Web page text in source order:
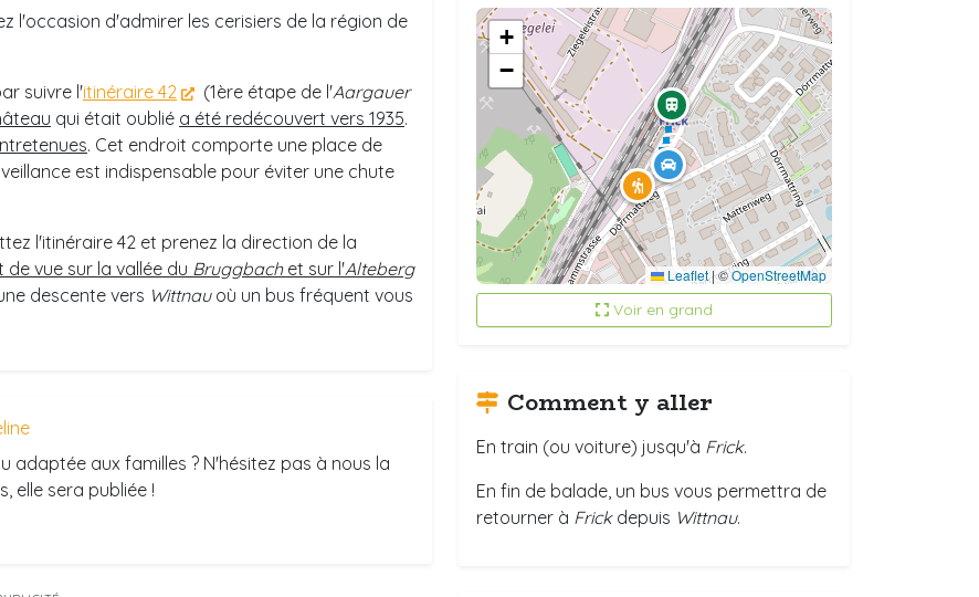
l'occasion d'admirer les cerisiers de la région de
suivre l'itinéraire 42 (1ère étape de l'Aargauer
qui était oublié a été redécouvert vers 1935.
. Cet endroit comporte une place de
est indispensable pour éviter une chute
l'itinéraire 42 et prenez la direction de la
de vue sur la vallée du Bruggbach et sur l'Alteberg
descente vers Wittnau où un bus fréquent vous
adaptée aux familles ? N'hésitez pas à nous la
elle sera publiée !
+
−
Leaflet|©OpenStreetMap
Voir en grand
Comment y aller
En train (ou voiture) jusqu'à Frick.
En fin de balade, un bus vous permettra de
retourner à Frick depuis Wittnau.